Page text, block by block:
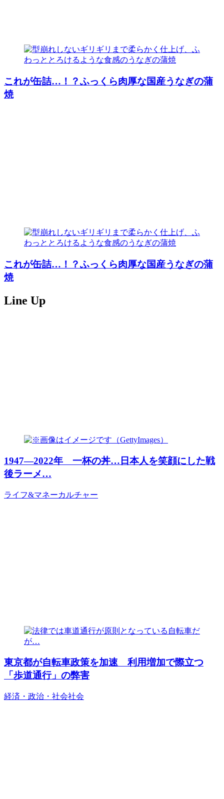
これが缶詰…！？ふっくら肉厚な国産うなぎの蒲
焼
これが缶詰…！？ふっくら肉厚な国産うなぎの蒲
焼
Line Up
1947―2022年 一杯の丼…日本人を笑顔にした戦
後ラーメ…
ライフ&マネーカルチャー
東京都が自転車政策を加速 利用増加で際立つ
「歩道通行」の弊害
経済・政治・社会社会